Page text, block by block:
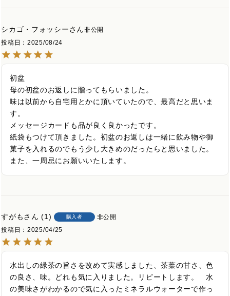
シカゴ・フォッシー
非公開
投稿日
2025/08/24
初盆
母の初盆のお返しに贈ってもらいました。
味は以前から自宅用とかに頂いていたので、最高だと思いま
す。
メッセージカードも品が良く良かったです。
紙袋もつけて頂きました。初盆のお返しは一緒に飲み物や御
菓子を入れるのでもう少し大きめのだったらと思いました。
また、一周忌にお願いいたします。
すがも 1 購入者
非公開
投稿日
2025/04/25
水出しの緑茶の旨さを改めて実感しました、茶葉の甘さ、色
の良さ、味。どれも気に入りました。リピートします。　水
の美味さがわかるので気に入ったミネラルウォーターで作っ